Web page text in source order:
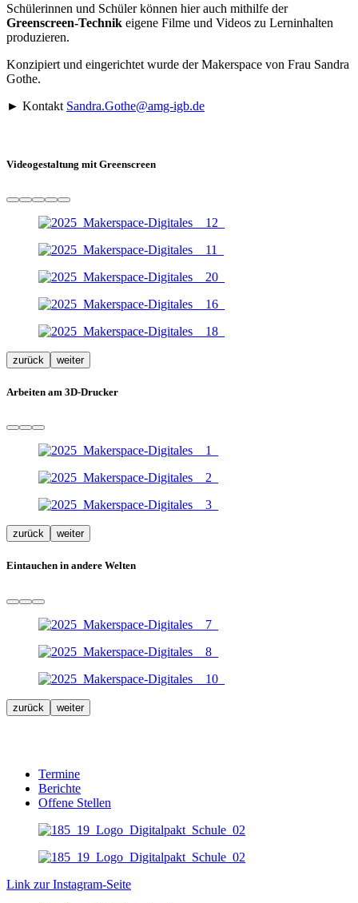
Schülerinnen und Schüler können hier auch mithilfe der
Greenscreen-Technik eigene Filme und Videos zu Lerninhalten
produzieren.
Konzipiert und eingerichtet wurde der Makerspace von Frau Sandra
Gothe.
► Kontakt Sandra.Gothe@amg-igb.de
Videogestaltung mit Greenscreen
zurück weiter
Arbeiten am 3D-Drucker
zurück weiter
Eintauchen in andere Welten
zurück weiter
Termine
Berichte
Offene Stellen
Link zur Instagram-Seite